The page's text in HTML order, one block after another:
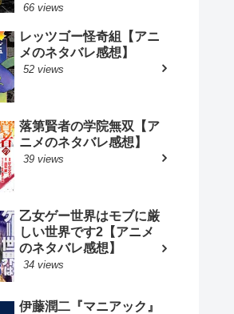
66 views
レッツゴー怪奇組【アニ
メのネタバレ感想】
52 views
落第賢者の学院無双【ア
ニメのネタバレ感想】
39 views
乙女ゲー世界はモブに厳
しい世界です2【アニメ
のネタバレ感想】
34 views
伊藤潤二『マニアック』